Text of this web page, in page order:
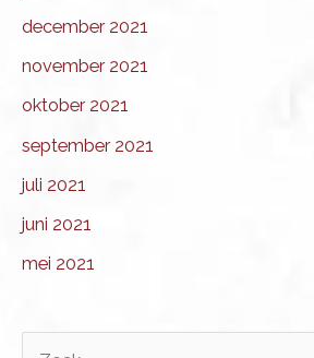
december 2021
november 2021
oktober 2021
september 2021
juli 2021
juni 2021
mei 2021